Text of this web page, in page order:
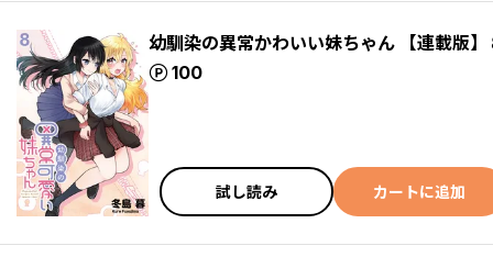
幼馴染の異常かわいい妹ちゃん 【連載版】
100
ポイント
試し読み カートに追加